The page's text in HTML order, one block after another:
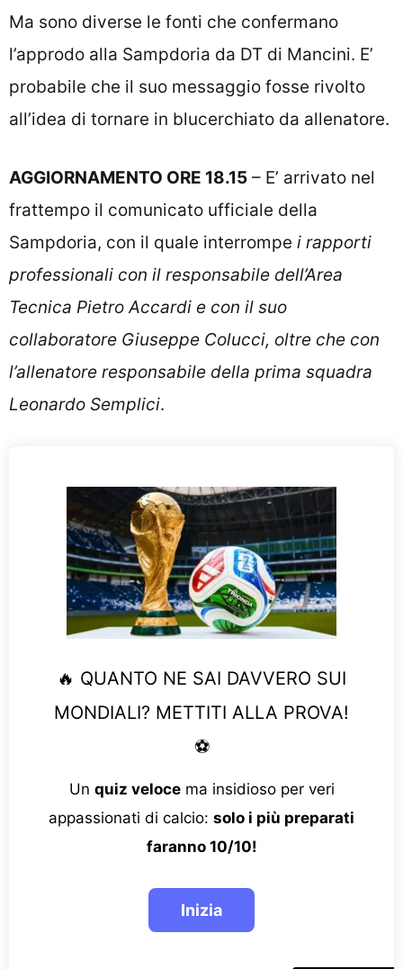
Ma sono diverse le fonti che confermano
l’approdo alla Sampdoria da DT di Mancini. E’
probabile che il suo messaggio fosse rivolto
all’idea di tornare in blucerchiato da allenatore.
AGGIORNAMENTO ORE 18.15 – E’ arrivato nel
frattempo il comunicato ufficiale della
Sampdoria, con il quale interrompe i rapporti
professionali con il responsabile dell’Area
Tecnica Pietro Accardi e con il suo
collaboratore Giuseppe Colucci, oltre che con
l’allenatore responsabile della prima squadra
Leonardo Semplici.
🔥 QUANTO NE SAI DAVVERO SUI
MONDIALI? METTITI ALLA PROVA!
⚽
Un quiz velocema insidioso per veri
appassionati di calcio: solo i più preparati
faranno 10/10!